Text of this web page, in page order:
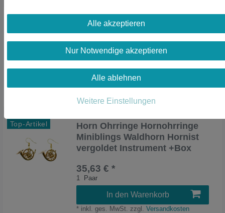
Oboe Brosche Oboenbrosche
Miniblings Pin Anstecker
Anstecknadel Orchester + Box
32,06 € *
In den Warenkorb
Top-Artikel
Horn Ohrringe Hornohrringe
Miniblings Waldhorn Hornist
vergoldet Instrument +Box
35,63 € *
1 Paar
In den Warenkorb
* inkl. ges. MwSt. zzgl. Versandkosten
Alle akzeptieren
Nur Notwendige akzeptieren
Alle ablehnen
Weitere Einstellungen